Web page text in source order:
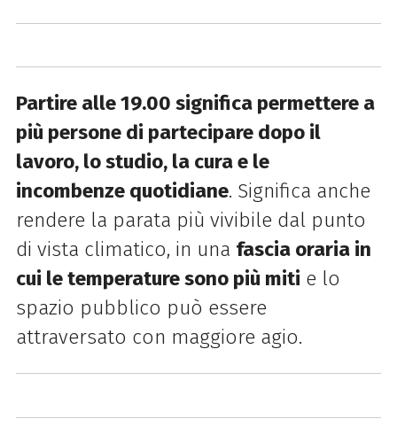
Partire alle 19.00 significa permettere a
più persone di partecipare dopo il
lavoro, lo studio, la cura e le
incombenze quotidiane. Significa anche
rendere la parata più vivibile dal punto
di vista climatico, in una fascia oraria in
cui le temperature sono più miti e lo
spazio pubblico può essere
attraversato con maggiore agio.